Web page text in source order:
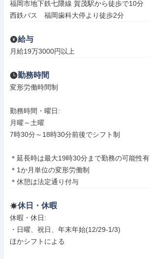
福岡市地下鉄七隈線 賀茂駅から徒歩で10分
西鉄バス　福岡歯科大停より徒歩2分
給与
月給19万3000円以上
勤務時間
変形労働時間制
勤務時間・曜日:
月曜～土曜
7時30分～18時30分前後でシフト制
＊延長時は最大19時30分まで勤務の可能性有
＊1か月単位の変形労働制
＊休憩は法定通り付与
休日・休暇
休暇・休日:
・日曜、祝日、年末年始(12/29-1/3)
ほかシフトによる